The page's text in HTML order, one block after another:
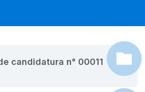
candidatura n° 00011